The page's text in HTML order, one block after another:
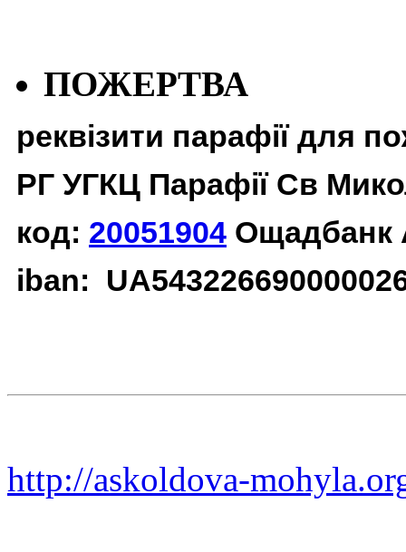
ПОЖЕРТВА
реквізити парафії для
РГ УГКЦ Парафії Св
код: 20051904 Ощадбанк
iban:
http://askoldova-